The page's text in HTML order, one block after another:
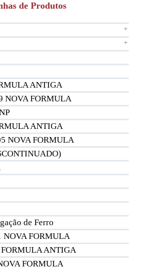
de Produtos
+
+
ANTIGA
NOVA FORMULA
ANTIGA
NOVA FORMULA
de Ferro
NOVA FORMULA
ANTIGA
FORMULA